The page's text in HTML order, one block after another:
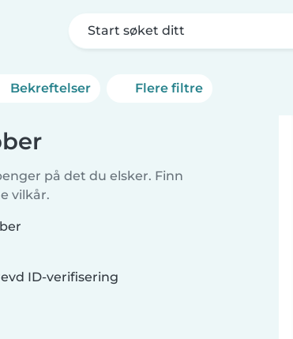
Start søket ditt
Bekreftelser Flere filtre
på det du elsker. Finn
vilkår.
ID-verifisering